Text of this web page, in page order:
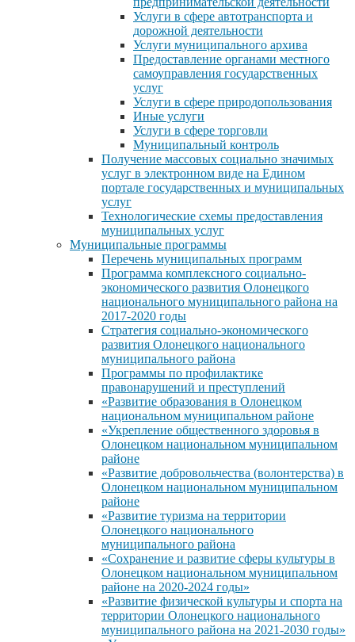
Услуги в сфере автотранспорта и
дорожной деятельности
Услуги муниципального архива
Предоставление органами местного
самоуправления государственных
услуг
Услуги в сфере природопользования
Иные услуги
Услуги в сфере торговли
Муниципальный контроль
Получение массовых социально значимых
услуг в электронном виде на Едином
портале государственных и муниципальных
услуг
Технологические схемы предоставления
муниципальных услуг
Муниципальные программы
Перечень муниципальных программ
Программа комплексного социально-
экономического развития Олонецкого
национального муниципального района на
2017-2020 годы
Стратегия социально-экономического
развития Олонецкого национального
муниципального района
Программы по профилактике
правонарушений и преступлений
«Развитие образования в Олонецком
национальном муниципальном районе
«Укрепление общественного здоровья в
Олонецком национальном муниципальном
районе
«Развитие добровольчества (волонтерства) в
Олонецком национальном муниципальном
районе
«Развитие туризма на территории
Олонецкого национального
муниципального района
«Сохранение и развитие сферы культуры в
Олонецком национальном муниципальном
районе на 2020-2024 годы»
«Развитие физической культуры и спорта на
территории Олонецкого национального
муниципального района на 2021-2030 годы»